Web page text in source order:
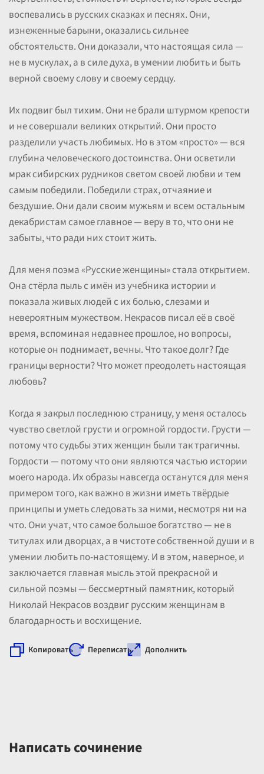
воспевались в русских сказках и песнях. Они,
изнеженные барыни, оказались сильнее
обстоятельств. Они доказали, что настоящая сила —
не в мускулах, а в силе духа, в умении любить и быть
верной своему слову и своему сердцу.
Их подвиг был тихим. Они не брали штурмом крепости
и не совершали великих открытий. Они просто
разделили участь любимых. Но в этом «просто» — вся
глубина человеческого достоинства. Они осветили
мрак сибирских рудников светом своей любви и тем
самым победили. Победили страх, отчаяние и
бездушие. Они дали своим мужьям и всем остальным
декабристам самое главное — веру в то, что они не
забыты, что ради них стоит жить.
Для меня поэма «Русские женщины» стала открытием.
Она стёрла пыль с имён из учебника истории и
показала живых людей с их болью, слезами и
невероятным мужеством. Некрасов писал её в своё
время, вспоминая недавнее прошлое, но вопросы,
которые он поднимает, вечны. Что такое долг? Где
границы верности? Что может преодолеть настоящая
любовь?
Когда я закрыл последнюю страницу, у меня осталось
чувство светлой грусти и огромной гордости. Грусти —
потому что судьбы этих женщин были так трагичны.
Гордости — потому что они являются частью истории
моего народа. Их образы навсегда останутся для меня
примером того, как важно в жизни иметь твёрдые
принципы и уметь следовать за ними, несмотря ни на
что. Они учат, что самое большое богатство — не в
титулах или дворцах, а в чистоте собственной души и в
умении любить по-настоящему. И в этом, наверное, и
заключается главная мысль этой прекрасной и
сильной поэмы — бессмертный памятник, который
Николай Некрасов воздвиг русским женщинам в
благодарность и восхищение.
Копировать Переписать Дополнить
Написать сочинение